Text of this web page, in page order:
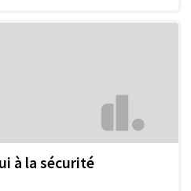
à la sécurité